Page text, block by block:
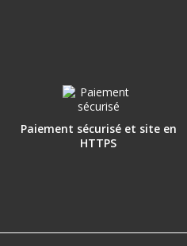
Paiement sécurisé et site en
HTTPS